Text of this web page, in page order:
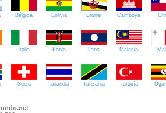
Bélgica Bolivia Brunei Camboya
Italia Kenia Laos Malasia
Suiza Tailandia Tanzania Turquía